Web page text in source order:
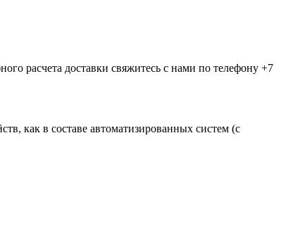
расчета доставки свяжитесь с нами по телефону +7
как в составе автоматизированных систем (с